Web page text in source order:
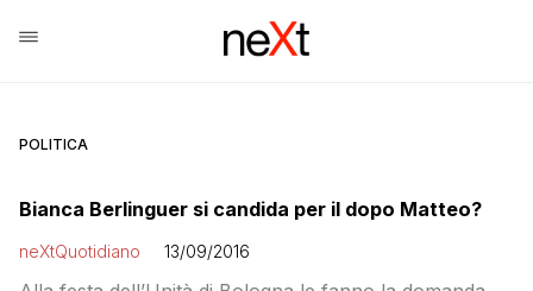
POLITICA
Bianca Berlinguer si candida per il dopo Matteo?
neXtQuotidiano 13/09/2016